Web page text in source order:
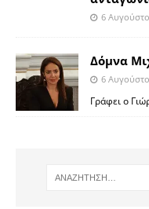
6
Δόμνα
6
Γράφει ο